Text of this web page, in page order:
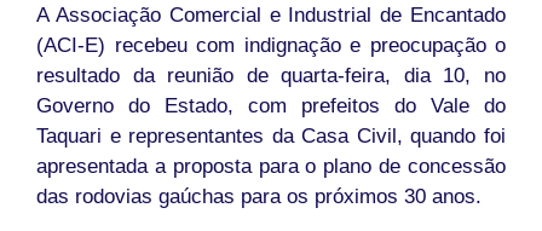
A Associação Comercial e Industrial de Encantado
(ACI-E) recebeu com indignação e preocupação o
resultado da reunião de quarta-feira, dia 10, no
Governo do Estado, com prefeitos do Vale do
Taquari e representantes da Casa Civil, quando foi
apresentada a proposta para o plano de concessão
das rodovias gaúchas para os próximos 30 anos.